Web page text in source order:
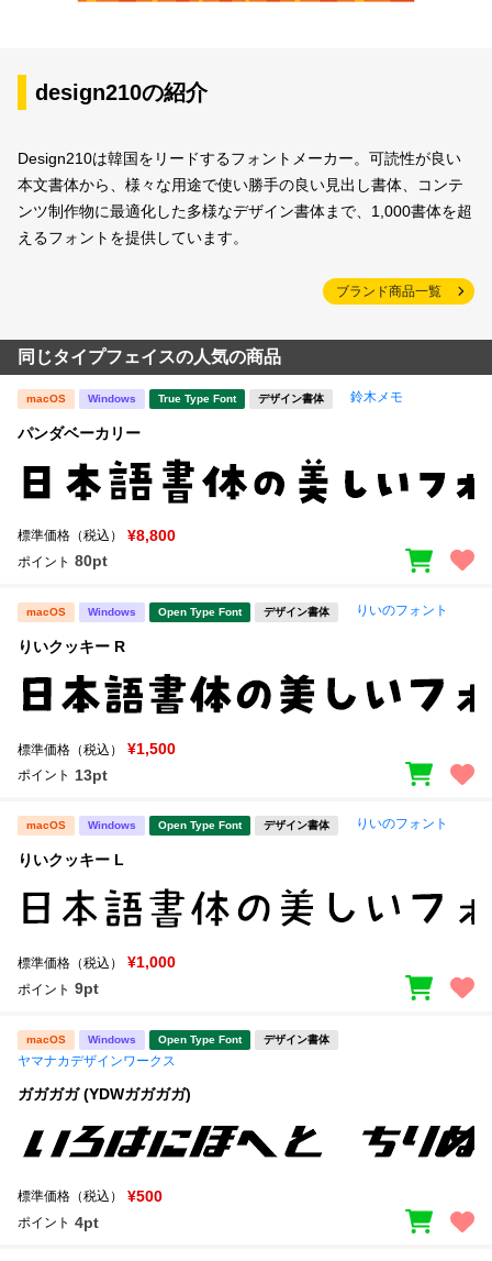
design210の紹介
Design210は韓国をリードするフォントメーカー。可読性が良い
本文書体から、様々な用途で使い勝手の良い見出し書体、コンテ
ンツ制作物に最適化した多様なデザイン書体まで、1,000書体を超
えるフォントを提供しています。
ブランド商品一覧
同じタイプフェイスの人気の商品
macOS Windows True Type Font デザイン書体 鈴木メモ
パンダベーカリー
標準価格（税込） ¥8,800
ポイント 80pt
macOS Windows Open Type Font デザイン書体 りいのフォント
りいクッキー R
標準価格（税込） ¥1,500
ポイント 13pt
macOS Windows Open Type Font デザイン書体 りいのフォント
りいクッキー L
標準価格（税込） ¥1,000
ポイント 9pt
macOS Windows Open Type Font デザイン書体
ヤマナカデザインワークス
ガガガガ (YDWガガガガ)
標準価格（税込） ¥500
ポイント 4pt